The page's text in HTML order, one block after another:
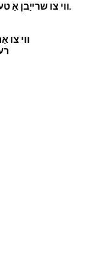
ווי צו שרייַבן אַ טערמין פּאַפּיר אָדער בוך. עצות.
ווי צו